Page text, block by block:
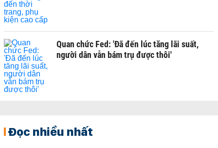
Quan chức Fed: 'Đã đến lúc tăng lãi suất,
người dân vẫn bám trụ được thôi'
Đọc nhiều nhất